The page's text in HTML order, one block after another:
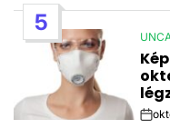
5
IN
Post